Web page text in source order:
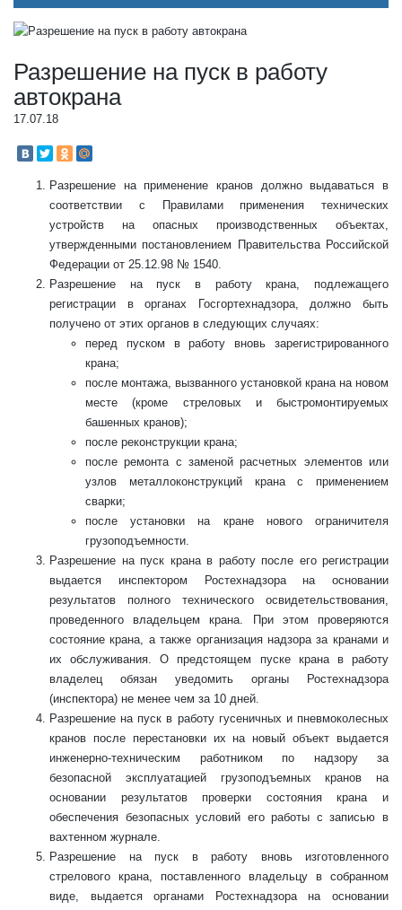
Разрешение на пуск в работу
автокрана
17.07.18
Разрешение на применение кранов должно выдаваться в
соответствии с Правилами применения технических
устройств на опасных производственных объектах,
утвержденными постановлением Правительства Российской
Федерации от 25.12.98 № 1540.
Разрешение на пуск в работу крана, подлежащего
регистрации в органах Госгортехнадзора, должно быть
получено от этих органов в следующих случаях:
перед пуском в работу вновь зарегистрированного
крана;
после монтажа, вызванного установкой крана на новом
месте (кроме стреловых и быстромонтируемых
башенных кранов);
после реконструкции крана;
после ремонта с заменой расчетных элементов или
узлов металлоконструкций крана с применением
сварки;
после установки на кране нового ограничителя
грузоподъемности.
Разрешение на пуск крана в работу после его регистрации
выдается инспектором Ростехнадзора на основании
результатов полного технического освидетельствования,
проведенного владельцем крана. При этом проверяются
состояние крана, а также организация надзора за кранами и
их обслуживания. О предстоящем пуске крана в работу
владелец обязан уведомить органы Ростехнадзора
(инспектора) не менее чем за 10 дней.
Разрешение на пуск в работу гусеничных и пневмоколесных
кранов после перестановки их на новый объект выдается
инженерно-техническим работником по надзору за
безопасной эксплуатацией грузоподъемных кранов на
основании результатов проверки состояния крана и
обеспечения безопасных условий его работы с записью в
вахтенном журнале.
Разрешение на пуск в работу вновь изготовленного
стрелового крана, поставленного владельцу в собранном
виде, выдается органами Ростехнадзора на основании